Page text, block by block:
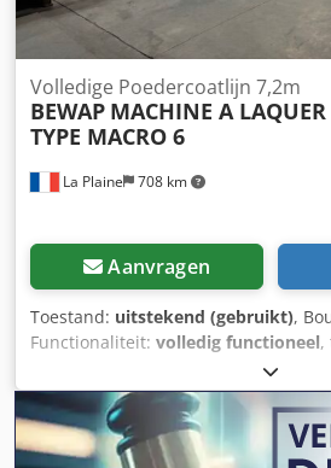
La Plaine 708 km
Volledige Poedercoatlijn 7,2m
BEWAP MACHINE A LAQUER
TYPE MACRO 6
Aanvragen
Toestand: uitstekend (gebruikt),
Functionaliteit: volledig functioneel,
3.800 mm, totale
type ingangsstroom:driefasig,
kg, persluchtaansluiting: 9 bar,
2.400 mm, werkstuklengte (max.):